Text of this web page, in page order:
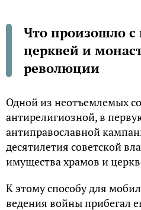
Что произошло
церквей и
революции
Одной из неотъемлемых
антирелигиозной, в
антиправославной
десятилетия советской
имущества храмов и
К этому способу для
ведения войны прибегал